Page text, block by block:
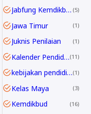
Jabfung Kemdikbud 5
Jawa Timur 1
Juknis Penilaian 1
Kalender Pendidikan 11
kebijakan pendidikan 2025 1
Kelas Maya 3
Kemdikbud 16